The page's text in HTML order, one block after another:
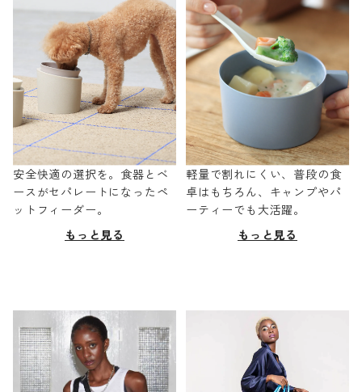
安全快適の選択を。食器とベ
ースがセパレートになったペ
ットフィーダー。
もっと見る
軽量で割れにくい、普段の食
卓はもちろん、キャンプやパ
ーティーでも大活躍。
もっと見る